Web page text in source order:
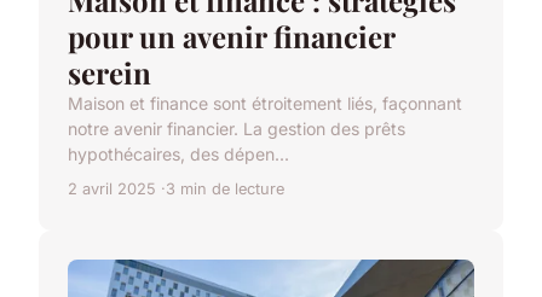
pour un avenir financier
serein
Maison et finance sont étroitement liés, façonnant
notre avenir financier. La gestion des prêts
hypothécaires, des dépen...
2 avril 2025 3 min de lecture